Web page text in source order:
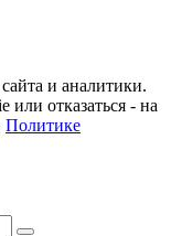
и аналитики.
или отказаться - на
Политике